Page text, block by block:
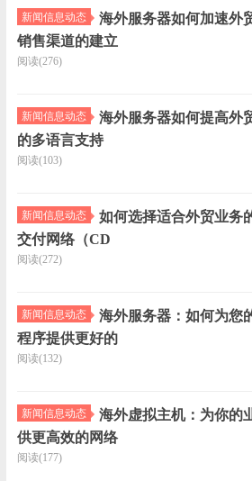
们
折
扣
司
简
介
新
闻
信
息
动
态
技
术
支
持
负
载
均
衡
新闻信息动态
海外服务器如何加速外
销售渠道的建立
阅读(276)
新闻信息动态
海外服务器如何提高外
的多语言支持
阅读(103)
新闻信息动态
如何选择适合外贸业务
交付网络（CD
阅读(272)
新闻信息动态
海外服务器：如何为您
程序提供更好的
阅读(132)
新闻信息动态
海外虚拟主机：为你的
供更高效的网络
阅读(177)